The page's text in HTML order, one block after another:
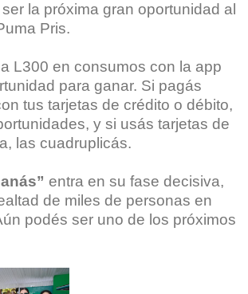
la próxima gran oportunidad al
Pris.
L300 en consumos con la app
para ganar. Si pagás
tus tarjetas de crédito o débito,
y si usás tarjetas de
las cuadruplicás.
entra en su fase decisiva,
de miles de personas en
podés ser uno de los próximos